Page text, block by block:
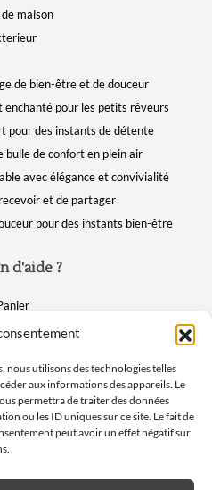
nous utilisons des technologies telles
aux informations des appareils. Le
permettra de traiter des données
ou les ID uniques sur ce site. Le fait de
peut avoir un effet négatif sur
d'aide ?
FAQ
nous
maison
de bien-être et de douceur
enchanté pour les petits rêveurs
pour des instants de détente
bulle de confort en plein air
avec élégance et convivialité
et de partager
pour des instants bien-être